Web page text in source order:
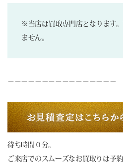
※当店は買取専門店となります
ません。
－－－－－－－－－－－－－－－－
待ち時間０分。
ご来店でのスムーズなお買取りは予約